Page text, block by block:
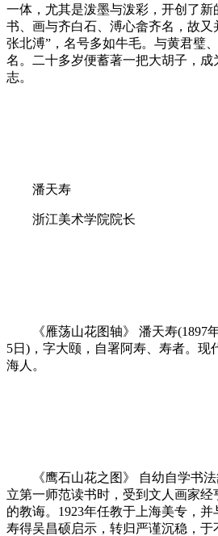
一体，尤其是泼墨与泼彩，开创了新
书、画与齐白石、溥心畲齐名，故又
张北溥”，名号多如牛毛。与黄君璧
名。二十多岁便蓄著一把大胡子，
志。
潘天寿
浙江美术学院院长
《雁荡山花图轴》 潘天寿(1897
5日)，字大颐，自署阿寿、寿者。现
海人。
《鹰石山花之图》 自幼自学书法
立第一师范读书时，受到文人画家经
的教诲。1923年任教于上海美专，
寿得吴昌硕启示，转归严谨沉稳，